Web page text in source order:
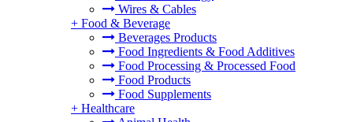
Wires & Cables
+ Food & Beverage
Beverages Products
Food Ingredients & Food Additives
Food Processing & Processed Food
Food Products
Food Supplements
+ Healthcare